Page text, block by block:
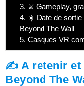
3. ⚔️ Gameplay,
4. ☀️ Date de sortie
Beyond The Wall
5. Casques VR
✍️ A retenir et
Beyond The